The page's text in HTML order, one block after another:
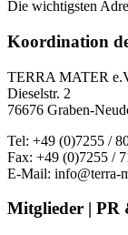
Die wichtigsten
Koordination
TERRA MATER
Dieselstr. 2
76676 Graben-
Tel: +49 (0)7255 /
Fax: +49 (0)7255 /
E-Mail: info@terra-
Mitglieder | PR